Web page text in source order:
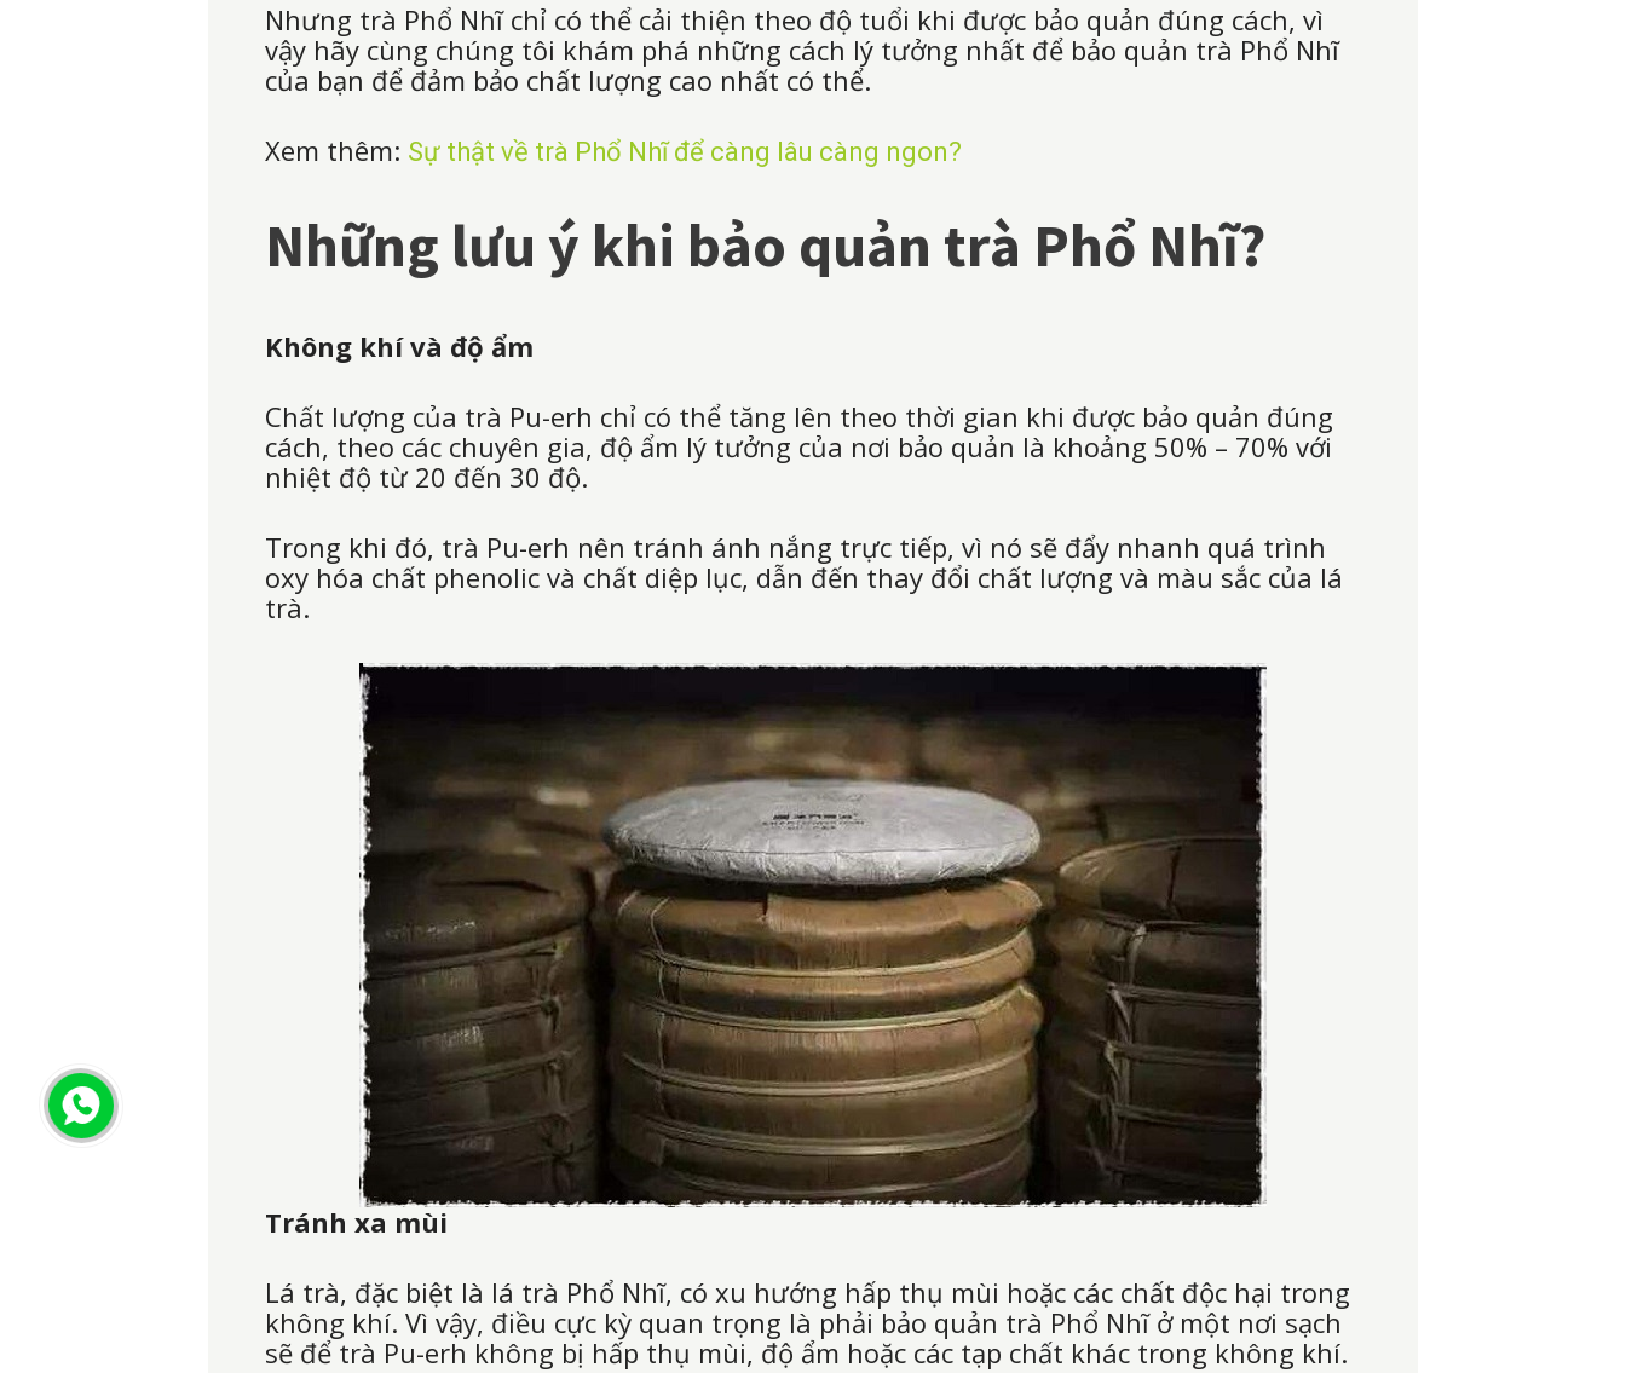
Nhưng trà Phổ Nhĩ chỉ có thể cải thiện theo độ tuổi khi được bảo quản đúng cách, vì
vậy hãy cùng chúng tôi khám phá những cách lý tưởng nhất để bảo quản trà Phổ Nhĩ
của bạn để đảm bảo chất lượng cao nhất có thể.
Xem thêm: Sự thật về trà Phổ Nhĩ để càng lâu càng ngon?
Những lưu ý khi bảo quản trà Phổ Nhĩ?
Không khí và độ ẩm
Chất lượng của trà Pu-erh chỉ có thể tăng lên theo thời gian khi được bảo quản đúng
cách, theo các chuyên gia, độ ẩm lý tưởng của nơi bảo quản là khoảng 50% – 70% với
nhiệt độ từ 20 đến 30 độ.
Trong khi đó, trà Pu-erh nên tránh ánh nắng trực tiếp, vì nó sẽ đẩy nhanh quá trình
oxy hóa chất phenolic và chất diệp lục, dẫn đến thay đổi chất lượng và màu sắc của lá
trà.
Tránh xa mùi
Lá trà, đặc biệt là lá trà Phổ Nhĩ, có xu hướng hấp thụ mùi hoặc các chất độc hại trong
không khí. Vì vậy, điều cực kỳ quan trọng là phải bảo quản trà Phổ Nhĩ ở một nơi sạch
sẽ để trà Pu-erh không bị hấp thụ mùi, độ ẩm hoặc các tạp chất khác trong không khí.